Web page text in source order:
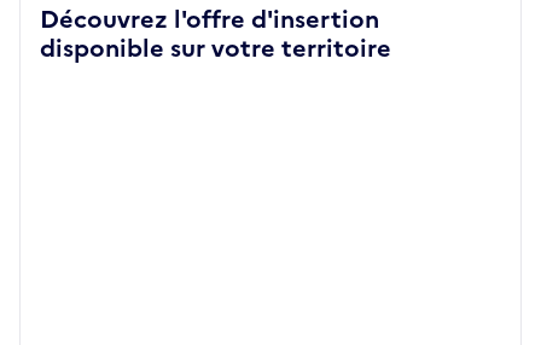
Découvrez l'offre d'insertion
disponible sur votre territoire